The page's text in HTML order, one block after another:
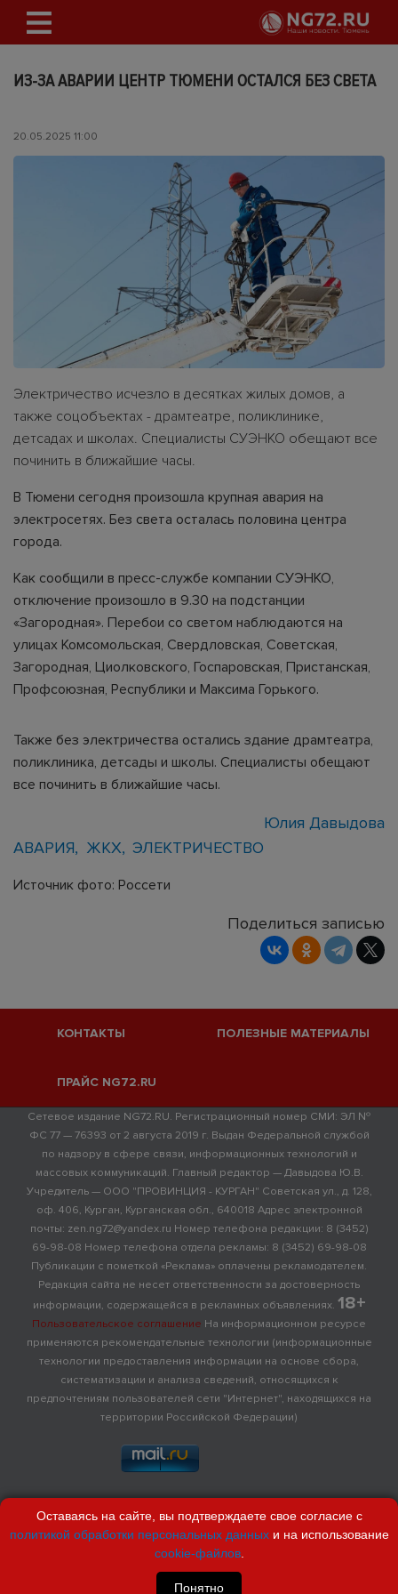
ИЗ-ЗА АВАРИИ ЦЕНТР ТЮМЕНИ ОСТАЛСЯ БЕЗ СВЕТА
20.05.2025 11:00
Электричество исчезло в десятках жилых домов, а
также соцобъектах - драмтеатре, поликлинике,
детсадах и школах. Специалисты СУЭНКО обещают все
починить в ближайшие часы.
В Тюмени сегодня произошла крупная авария на
электросетях. Без света осталась половина центра
города.
Как сообщили в пресс-службе компании СУЭНКО,
отключение произошло в 9.30 на подстанции
«Загородная». Перебои со светом наблюдаются на
улицах Комсомольская, Свердловская, Советская,
Загородная, Циолковского, Госпаровская, Пристанская,
Профсоюзная, Республики и Максима Горького.
Также без электричества остались здание драмтеатра,
поликлиника, детсады и школы. Специалисты обещают
все починить в ближайшие часы.
Юлия Давыдова
АВАРИЯ
ЖКХ ЭЛЕКТРИЧЕСТВО
Источник фото: Россети
Поделиться записью
КОНТАКТЫ ПОЛЕЗНЫЕ МАТЕРИАЛЫ
ПРАЙС NG72.RU
Сетевое издание NG72.RU. Регистрационный номер СМИ: ЭЛ №
ФС 77 — 76393 от 2 августа 2019 г. Выдан Федеральной службой
по надзору в сфере связи, информационных технологий и
массовых коммуникаций. Главный редактор — Давыдова Ю.В.
Учредитель — ООО "ПРОВИНЦИЯ - КУРГАН" Советская ул., д. 128,
оф. 406, Курган, Курганская обл., 640018 Адрес электронной
почты: zen.ng72@yandex.ru Номер телефона редакции: 8 (3452)
69-98-08 Номер телефона отдела рекламы: 8 (3452) 69-98-08
Публикации с пометкой «Реклама» оплачены рекламодателем.
Редакция сайта не несет ответственности за достоверность
информации, содержащейся в рекламных объявлениях. 18+
Пользовательское соглашение На информационном ресурсе
применяются рекомендательные технологии (информационные
технологии предоставления информации на основе сбора,
систематизации и анализа сведений, относящихся к
предпочтениям пользователей сети "Интернет", находящихся на
территории Российской Федерации)
Оставаясь на сайте, вы подтверждаете свое согласие с
политикой обработки персональных данныхи на использование
cookie-файлов.
Понятно